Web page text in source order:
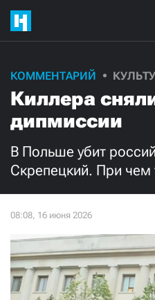
КОММЕНТАРИЙ
Киллера
дипмиссии
В Польше убит
Скрепецкий. При чем